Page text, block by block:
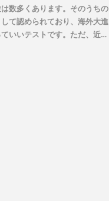
数多くあります。そのうちの
て認められており、海外大進
いいテストです。ただ、近年
と有利になるのは間違いあり